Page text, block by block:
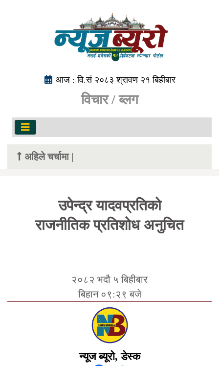
आज : वि.सं २०८३ श्रावण २१ बिहीबार
विचार / ब्लग
अहिले चर्चामा |
उपेन्द्र यादवप्रतिको
राजनीतिक प्रतिशोध अनुचित
२०८२ भदौ ५ बिहीबार
बिहान ०९:२९ बजे
न्यूज ब्यूरो, डेस्क